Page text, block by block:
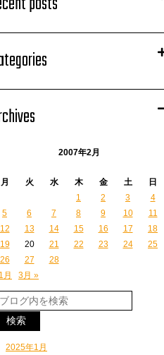
2007年2月
月 火 水 木 金 土
日
1
2 3
4
5
6 7 8 9 10
11
12
13 14 15 16 17
18
19
20 21 22 23 24
25
26
27
28
月
3月 »
2025年1月